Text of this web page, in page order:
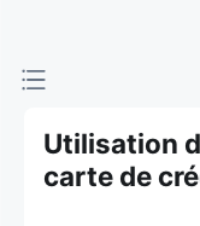
Utilisation
carte de